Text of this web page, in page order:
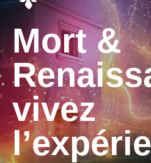
Mort &
vivez